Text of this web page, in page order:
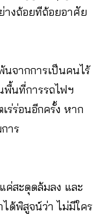
างถ้อยทีถ้อยอาศัย
จากการเป็นคนไร้
นที่การรถไฟฯ
ร่ร่อนอีกครั้ง หาก
าร
ค่สะดุดล้มลง และ
ได้พิสูจน์ว่า ไม่มีใคร